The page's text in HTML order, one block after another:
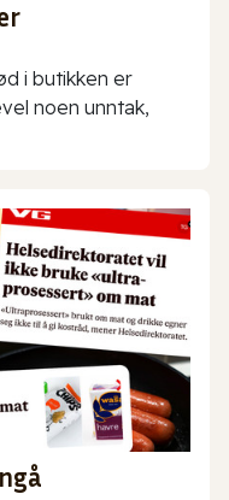
i butikken er
noen unntak,